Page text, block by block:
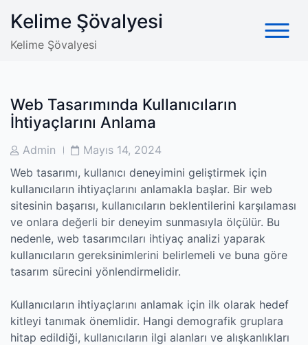
content
Kelime Şövalyesi
Kelime Şövalyesi
Web Tasarımında Kullanıcıların
İhtiyaçlarını Anlama
PostAdmin
PostMayıs 14, 2024
Web tasarımı, kullanıcı deneyimini geliştirmek için
kullanıcıların ihtiyaçlarını anlamakla başlar. Bir web
sitesinin başarısı, kullanıcıların beklentilerini karşılaması
ve onlara değerli bir deneyim sunmasıyla ölçülür. Bu
nedenle, web tasarımcıları ihtiyaç analizi yaparak
kullanıcıların gereksinimlerini belirlemeli ve buna göre
tasarım sürecini yönlendirmelidir.
Kullanıcıların ihtiyaçlarını anlamak için ilk olarak hedef
kitleyi tanımak önemlidir. Hangi demografik gruplara
hitap edildiği, kullanıcıların ilgi alanları ve alışkanlıkları